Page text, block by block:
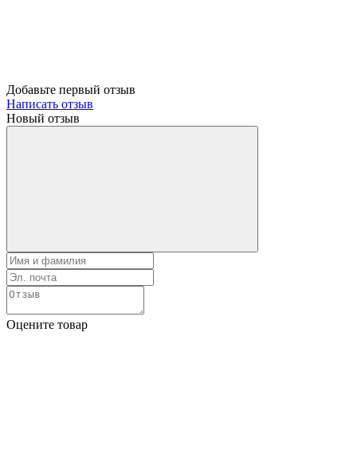
Добавьте первый отзыв
Написать отзыв
Новый отзыв
Оцените товар